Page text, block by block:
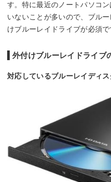
す。特に最近のノートパソコ
いないことが多いので、ブル
けブルーレイドライブが必須で
外付けブルーレイドライブ
対応しているブルーレイディ